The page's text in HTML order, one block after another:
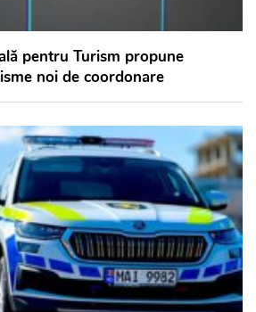
pentru Turism propune
noi de coordonare